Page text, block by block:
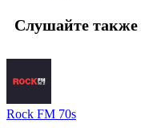
Слушайте также
Rock FM 70s